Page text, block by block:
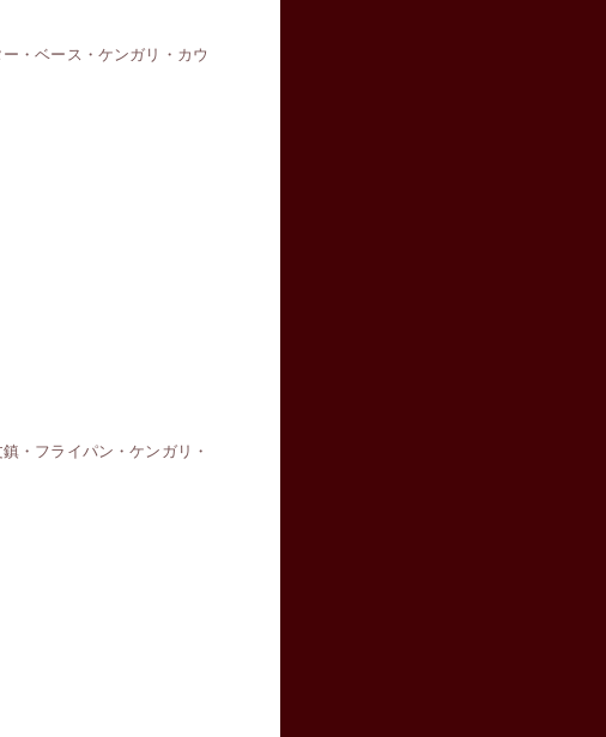
・ベース・ケンガリ・カウ
・フライパン・ケンガリ・